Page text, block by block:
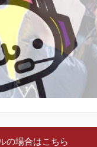
の場合はこちら